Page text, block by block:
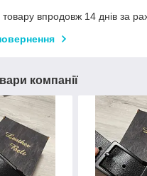
впродовж 14 днів за
компанії